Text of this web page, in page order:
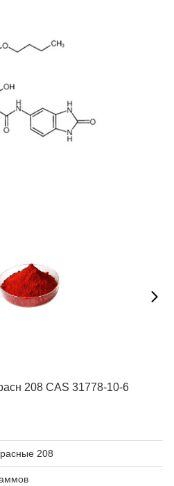
208 CAS 31778-10-6
208